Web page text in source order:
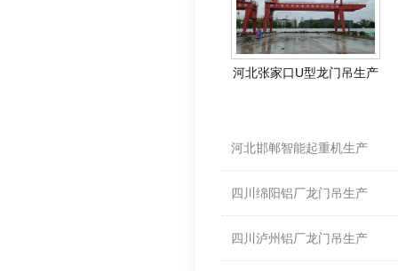
河北张家口U型龙门吊生产
河北邯郸智能起重机生产
四川绵阳铝厂龙门吊生产
四川泸州铝厂龙门吊生产